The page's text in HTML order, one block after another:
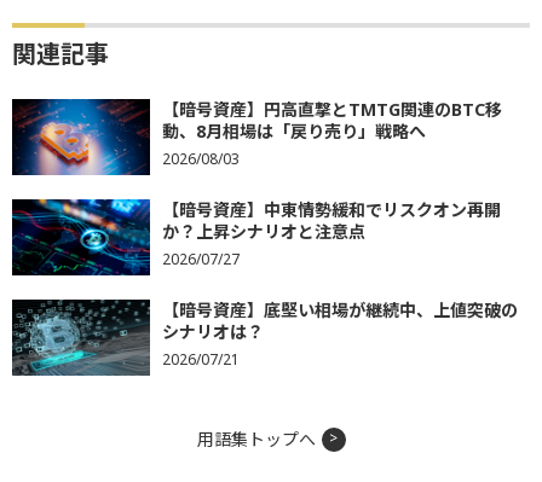
関連記事
【暗号資産】円高直撃とTMTG関連のBTC移
動、8月相場は「戻り売り」戦略へ
2026/08/03
【暗号資産】中東情勢緩和でリスクオン再開
か？上昇シナリオと注意点
2026/07/27
【暗号資産】底堅い相場が継続中、上値突破の
シナリオは？
2026/07/21
用語集トップへ